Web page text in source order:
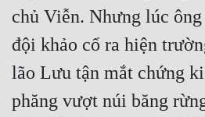
chủ Viễn. Nhưng lúc
đội khảo cổ ra hiện
lão Lưu tận mắt chứng
phăng vượt núi băng